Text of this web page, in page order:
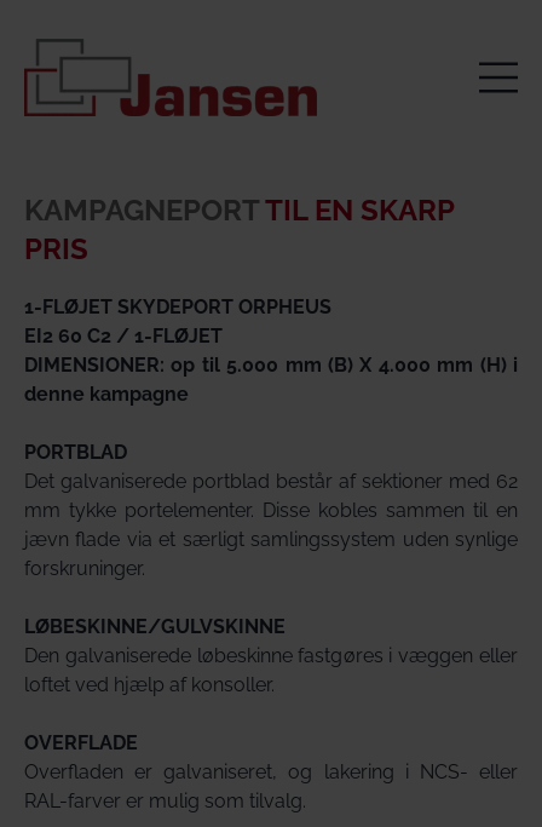
KAMPAGNEPORTTIL EN SKARP
PRIS
1-FLØJET SKYDEPORT ORPHEUS
EI2 60 C2 / 1-FLØJET
DIMENSIONER: op til 5.000 mm (B) X 4.000 mm (H) i
denne kampagne
PORTBLAD
Det galvaniserede portblad består af sektioner med 62
mm tykke portelementer. Disse kobles sammen til en
jævn flade via et særligt samlingssystem uden synlige
forskruninger.
LØBESKINNE/GULVSKINNE
Den galvaniserede løbeskinne fastgøres i væggen eller
loftet ved hjælp af konsoller.
OVERFLADE
Overfladen er galvaniseret, og lakering i NCS- eller
RAL-farver er mulig som tilvalg.